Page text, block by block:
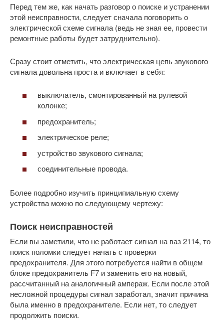
Перед тем же, как начать разговор о поиске и устранении
этой неисправности, следует сначала поговорить о
электрической схеме сигнала (ведь не зная ее, провести
ремонтные работы будет затруднительно).
Сразу стоит отметить, что электрическая цепь звукового
сигнала довольна проста и включает в себя:
выключатель, смонтированный на рулевой
колонке;
предохранитель;
электрическое реле;
устройство звукового сигнала;
соединительные провода.
Более подробно изучить принципиальную схему
устройства можно по следующему чертежу:
Поиск неисправностей
Если вы заметили, что не работает сигнал на ваз 2114, то
поиск поломки следует начать с проверки
предохранителя. Для этого потребуется найти в общем
блоке предохранитель F7 и заменить его на новый,
рассчитанный на аналогичный ампераж. Если после этой
несложной процедуры сигнал заработал, значит причина
была именно в предохранителе. Если нет, то следует
продолжить поиски.